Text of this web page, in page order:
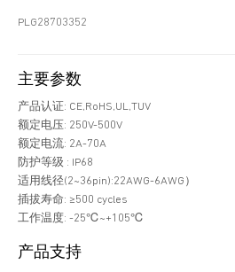
PLG28703352
主要参数
产品认证: CE,RoHS,UL,TUV
额定电压: 250V-500V
额定电流: 2A-70A
防护等级 : IP68
适用线径(2~36pin):22AWG-6AWG）
插拔寿命: ≥500 cycles
工作温度: -25℃~+105℃
产品支持